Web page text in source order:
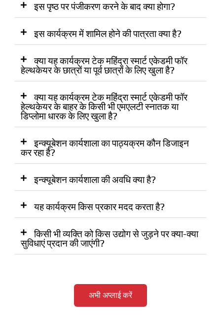
इस पृष्ठ पर पंजीकरण करने के बाद क्या होगा?
इस कार्यक्रम में शामिल होने की पात्रता क्या है?
क्या यह कार्यक्रम टेक महिंद्रा स्मार्ट एकेडमी फॉर
हेल्थकेयर के छात्रों या पूर्व छात्रों के लिए खुला है?
क्या यह कार्यक्रम टेक महिंद्रा स्मार्ट एकेडमी फॉर
हेल्थकेयर के बाहर के किसी भी एमएलटी स्नातक या
डिप्लोमा धारक के लिए खुला है?
इन्क्यूबेशन कार्यशाला का पाठ्यक्रम कौन डिजाइन
कर रहा है?
इन्क्यूबेशन कार्यशाला की अवधि क्या है?
यह कार्यक्रम किस प्रकार मदद करता है?
किसी भी व्यक्ति को किस उद्योग से जुड़ने पर क्या-क्या
सुविधाएं प्रदान की जाएंगी?
अभी अप्लाई करें